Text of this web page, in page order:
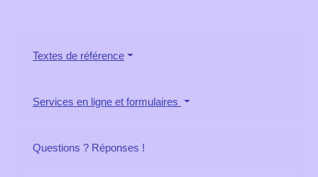
Textes de référence
Services en ligne et formulaires
Questions ? Réponses !